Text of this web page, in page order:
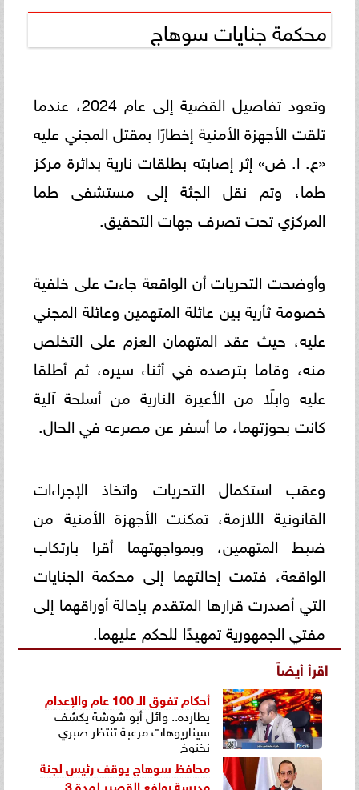
محكمة جنايات سوهاج
وتعود تفاصيل القضية إلى عام 2024، عندما
تلقت الأجهزة الأمنية إخطارًا بمقتل المجني عليه
«ع. ا. ض» إثر إصابته بطلقات نارية بدائرة مركز
طما، وتم نقل الجثة إلى مستشفى طما
المركزي تحت تصرف جهات التحقيق.
وأوضحت التحريات أن الواقعة جاءت على خلفية
خصومة ثأرية بين عائلة المتهمين وعائلة المجني
عليه، حيث عقد المتهمان العزم على التخلص
منه، وقاما بترصده في أثناء سيره، ثم أطلقا
عليه وابلًا من الأعيرة النارية من أسلحة آلية
كانت بحوزتهما، ما أسفر عن مصرعه في الحال.
وعقب استكمال التحريات واتخاذ الإجراءات
القانونية اللازمة، تمكنت الأجهزة الأمنية من
ضبط المتهمين، وبمواجهتهما أقرا بارتكاب
الواقعة، فتمت إحالتهما إلى محكمة الجنايات
التي أصدرت قرارها المتقدم بإحالة أوراقهما إلى
مفتي الجمهورية تمهيدًا للحكم عليهما.
اقرأ أيضاً
أحكام تفوق الـ 100 عام و الإعدام
يطارده.. وائل أبو شوشة يكشف
سيناريوهات مرعبة تنتظر صبري
نخنوخ
محافظ سوهاج يوقف رئيس لجنة
مدرسة روافع القصير لمدة 3